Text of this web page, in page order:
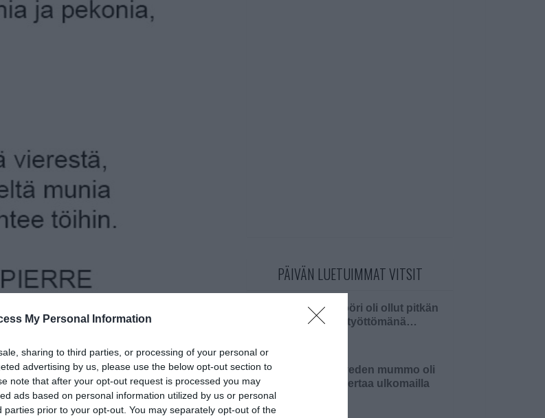
My Personal Information
sharing to third parties, or processing of your personal or
advertising by us, please use the below opt-out section to
note that after your opt-out request is processed you may
ads based on personal information utilized by us or personal
parties prior to your opt-out. You may separately opt-out of the
PÄIVÄN LUETUIMMAT VITSIT
Insinööri oli ollut pitkän
aikaa työttömänä…
Pielaveden mummo oli
ensi kertaa ulkomailla